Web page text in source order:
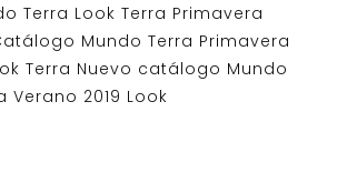
Terra Look Terra Primavera
Mundo Terra Primavera
Terra Nuevo catálogo Mundo
Verano 2019 Look